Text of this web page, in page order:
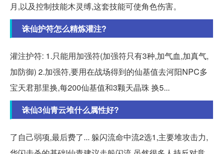
月,以及控制技能木灵缚,这套技能可使角色伤害。
诛仙护符怎么精炼灌注?
灌注护符: 1.只能用加强符(加强符只有3种,加气血,加真气,
加防御) 2.加强符,要用在战场得到的仙基值去河阳NPC多
宝天君那里换,每200仙基值和3颗天晶珠 换5...
诛仙3仙青云堆什么属性好?
了自己弱项,最后费了... 躲闪流命中流2选1,主要堆攻击力,